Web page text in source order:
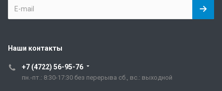
Наши контакты
+7 (4722) 56-95-76
пн.-пт.: 8:30-17:30 без перерыва сб., вс.: выходной